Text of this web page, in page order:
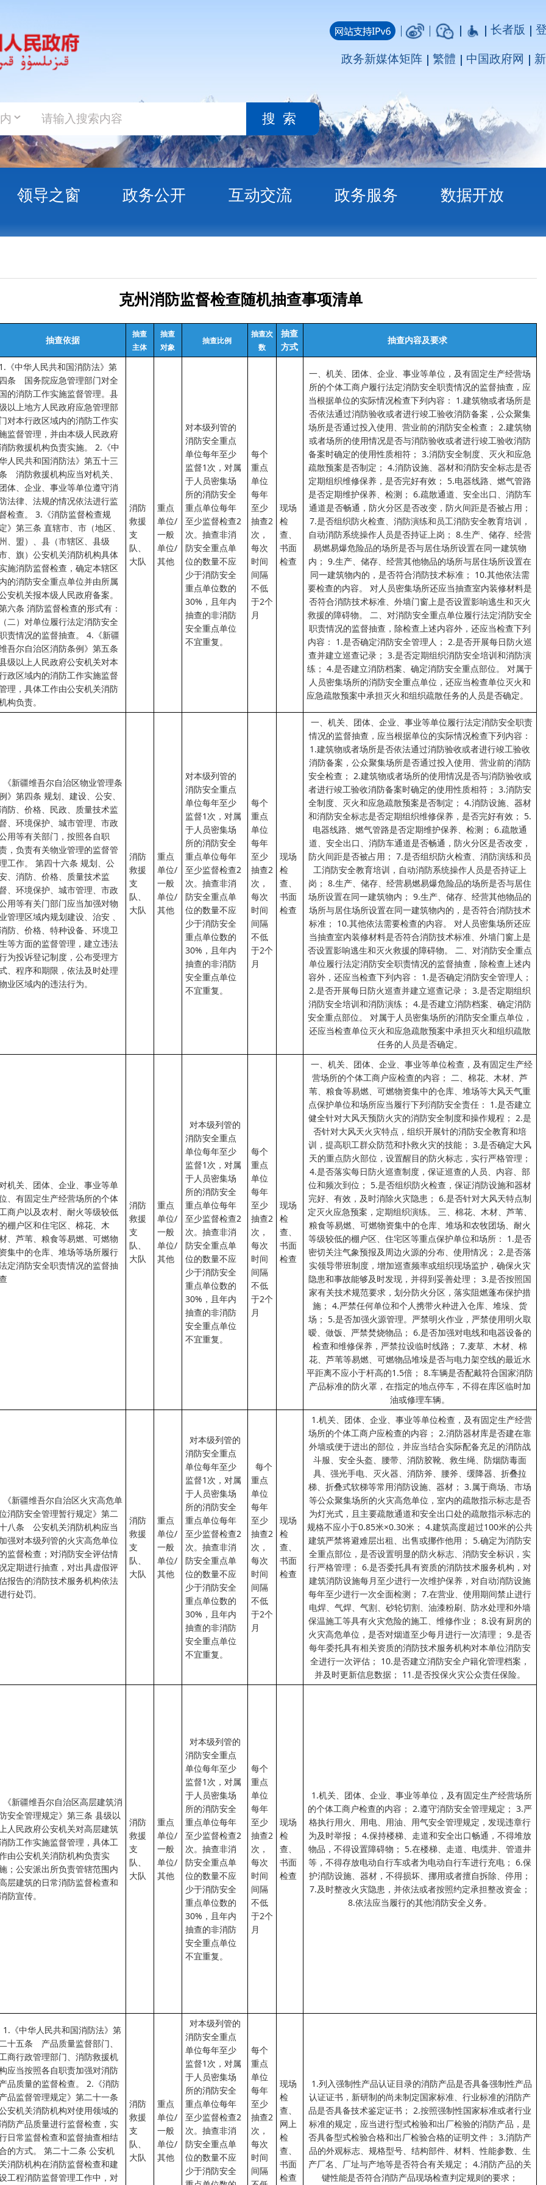
长者版 登录 注册
搜索
窗 政务公开 互动交流 政务服务 数据开放
克州消防监督检查随机抽查事项清单
抽查依据
抽查
主体
抽查
对象
抽查比例
抽查次
数
抽查
方式
抽查内容及要求
《中华人民共和国消防法》第
条 国务院应急管理部门对全
的消防工作实施监督管理。县
以上地方人民政府应急管理部
对本行政区域内的消防工作实
监督管理，并由本级人民政府
防救援机构负责实施。 2.《中
人民共和国消防法》第五十三
消防救援机构应当对机关、
体、企业、事业等单位遵守消
法律、法规的情况依法进行监
检查。 3.《消防监督检查规
》第三条 直辖市、市（地区、
、盟）、县（市辖区、县级
、旗）公安机关消防机构具体
施消防监督检查，确定本辖区
的消防安全重点单位并由所属
安机关报本级人民政府备案。
六条 消防监督检查的形式有：
二）对单位履行法定消防安全
责情况的监督抽查。 4.《新疆
吾尔自治区消防条例》第五条
级以上人民政府公安机关对本
政区域内的消防工作实施监督
理，具体工作由公安机关消防
构负责。
消防
救援
支
队、
大队
重点
单位/
一般
单位/
其他
对本级列管的
消防安全重点
单位每年至少
监督1次，对属
于人员密集场
所的消防安全
重点单位每年
至少监督检查2
次。抽查非消
防安全重点单
位的数量不应
少于消防安全
重点单位数的
30%，且年内
抽查的非消防
安全重点单位
不宜重复。
每个
重点
单位
每年
至少
抽查2
次，
每次
时间
间隔
不低
于2个
月
现场
检
查、
书面
检查
一、机关、团体、企业、事业等单位，及有固定生产经营场
所的个体工商户履行法定消防安全职责情况的监督抽查，应
当根据单位的实际情况检查下列内容： 1.建筑物或者场所是
否依法通过消防验收或者进行竣工验收消防备案，公众聚集
场所是否通过投入使用、营业前的消防安全检查； 2.建筑物
或者场所的使用情况是否与消防验收或者进行竣工验收消防
备案时确定的使用性质相符； 3.消防安全制度、灭火和应急
疏散预案是否制定； 4.消防设施、器材和消防安全标志是否
定期组织维修保养，是否完好有效； 5.电器线路、燃气管路
是否定期维护保养、检测； 6.疏散通道、安全出口、消防车
通道是否畅通，防火分区是否改变，防火间距是否被占用；
7.是否组织防火检查、消防演练和员工消防安全教育培训，
自动消防系统操作人员是否持证上岗； 8.生产、储存、经营
易燃易爆危险品的场所是否与居住场所设置在同一建筑物
内； 9.生产、储存、经营其他物品的场所与居住场所设置在
同一建筑物内的，是否符合消防技术标准； 10.其他依法需
要检查的内容。 对人员密集场所还应当抽查室内装修材料是
否符合消防技术标准、外墙门窗上是否设置影响逃生和灭火
救援的障碍物。 二、对消防安全重点单位履行法定消防安全
职责情况的监督抽查，除检查上述内容外，还应当检查下列
内容： 1.是否确定消防安全管理人； 2.是否开展每日防火巡
查并建立巡查记录； 3.是否定期组织消防安全培训和消防演
练； 4.是否建立消防档案、确定消防安全重点部位。 对属于
人员密集场所的消防安全重点单位，还应当检查单位灭火和
应急疏散预案中承担灭火和组织疏散任务的人员是否确定。
新疆维吾尔自治区物业管理条
》第四条 规划、建设、公安、
防、价格、民政、质量技术监
、环境保护、城市管理、市政
用等有关部门，按照各自职
，负责有关物业管理的监督管
工作。 第四十六条 规划、公
、消防、价格、质量技术监
、环境保护、城市管理、市政
用等有关门部门应当加强对物
管理区域内规划建设、治安 、
防、价格、特种设备、环境卫
等方面的监督管理，建立违法
为投诉登记制度，公布受理方
、程序和期限，依法及时处理
业区域内的违法行为。
消防
救援
支
队、
大队
重点
单位/
一般
单位/
其他
对本级列管的
消防安全重点
单位每年至少
监督1次，对属
于人员密集场
所的消防安全
重点单位每年
至少监督检查2
次。抽查非消
防安全重点单
位的数量不应
少于消防安全
重点单位数的
30%，且年内
抽查的非消防
安全重点单位
不宜重复。
每个
重点
单位
每年
至少
抽查2
次，
每次
时间
间隔
不低
于2个
月
现场
检
查、
书面
检查
一、机关、团体、企业、事业等单位履行法定消防安全职责
情况的监督抽查，应当根据单位的实际情况检查下列内容：
1.建筑物或者场所是否依法通过消防验收或者进行竣工验收
消防备案，公众聚集场所是否通过投入使用、营业前的消防
安全检查； 2.建筑物或者场所的使用情况是否与消防验收或
者进行竣工验收消防备案时确定的使用性质相符； 3.消防安
全制度、灭火和应急疏散预案是否制定； 4.消防设施、器材
和消防安全标志是否定期组织维修保养，是否完好有效； 5.
电器线路、燃气管路是否定期维护保养、检测； 6.疏散通
道、安全出口、消防车通道是否畅通，防火分区是否改变，
防火间距是否被占用； 7.是否组织防火检查、消防演练和员
工消防安全教育培训，自动消防系统操作人员是否持证上
岗； 8.生产、储存、经营易燃易爆危险品的场所是否与居住
场所设置在同一建筑物内； 9.生产、储存、经营其他物品的
场所与居住场所设置在同一建筑物内的，是否符合消防技术
标准； 10.其他依法需要检查的内容。 对人员密集场所还应
当抽查室内装修材料是否符合消防技术标准、外墙门窗上是
否设置影响逃生和灭火救援的障碍物。 二、对消防安全重点
单位履行法定消防安全职责情况的监督抽查，除检查上述内
容外，还应当检查下列内容： 1.是否确定消防安全管理人；
2.是否开展每日防火巡查并建立巡查记录； 3.是否定期组织
消防安全培训和消防演练； 4.是否建立消防档案、确定消防
安全重点部位。 对属于人员密集场所的消防安全重点单位，
还应当检查单位灭火和应急疏散预案中承担灭火和组织疏散
任务的人员是否确定。
机关、团体、企业、事业等单
、有固定生产经营场所的个体
商户以及农村、耐火等级较低
棚户区和住宅区、棉花、木
、芦苇、粮食等易燃、可燃物
集中的仓库、堆场等场所履行
定消防安全职责情况的监督抽
消防
救援
支
队、
大队
重点
单位/
一般
单位/
其他
对本级列管的
消防安全重点
单位每年至少
监督1次，对属
于人员密集场
所的消防安全
重点单位每年
至少监督检查2
次。抽查非消
防安全重点单
位的数量不应
少于消防安全
重点单位数的
30%，且年内
抽查的非消防
安全重点单位
不宜重复。
每个
重点
单位
每年
至少
抽查2
次，
每次
时间
间隔
不低
于2个
月
现场
检
查、
书面
检查
一、机关、团体、企业、事业等单位检查，及有固定生产经
营场所的个体工商户应检查的内容； 二、棉花、木材、芦
苇、粮食等易燃、可燃物资集中的仓库、堆场等大风天气重
点保护单位和场所应当履行下列消防安全责任： 1.是否建立
健全针对大风天预防火灾的消防安全制度和操作规程； 2.是
否针对大风天火灾特点，组织开展针的消防安全教育和培
训，提高职工群众防范和扑救火灾的技能； 3.是否确定大风
天的重点防火部位，设置醒目的防火标志，实行严格管理；
4.是否落实每日防火巡查制度，保证巡查的人员、内容、部
位和频次到位； 5.是否组织防火检查，保证消防设施和器材
完好、有效，及时消除火灾隐患； 6.是否针对大风天特点制
定灭火应急预案，定期组织演练。 三、棉花、木材、芦苇、
粮食等易燃、可燃物资集中的仓库、堆场和农牧团场、耐火
等级较低的棚户区、住宅区等重点保护单位和场所： 1.是否
密切关注气象预报及周边火源的分布、使用情况； 2.是否落
实领导带班制度，增加巡查频率或组织现场监护，确保火灾
隐患和事故能够及时发现，并得到妥善处理； 3.是否按照国
家有关技术规范要求，划分防火分区，落实阻燃蓬布保护措
施； 4.严禁任何单位和个人携带火种进入仓库、堆垛、货
场； 5.是否加强火源管理。严禁明火作业，严禁使用明火取
暧、做饭、严禁焚烧物品； 6.是否加强对电线和电器设备的
检查和维修保养，严禁拉设临时线路； 7.麦草、木材、棉
花、芦苇等易燃、可燃物品堆垛是否与电力架空线的最近水
平距离不应小于杆高的1.5倍； 8.车辆是否配戴符合国家消防
产品标准的防火罩，在指定的地点停车，不得在库区临时加
油或修理车辆。
新疆维吾尔自治区火灾高危单
消防安全管理暂行规定》第二
八条 公安机关消防机构应当
强对本级列管的火灾高危单位
监督检查；对消防安全评估情
定期进行抽查，对出具虚假评
报告的消防技术服务机构依法
行处罚。
消防
救援
支
队、
大队
重点
单位/
一般
单位/
其他
对本级列管的
消防安全重点
单位每年至少
监督1次，对属
于人员密集场
所的消防安全
重点单位每年
至少监督检查2
次。抽查非消
防安全重点单
位的数量不应
少于消防安全
重点单位数的
30%，且年内
抽查的非消防
安全重点单位
不宜重复。
每个
重点
单位
每年
至少
抽查2
次，
每次
时间
间隔
不低
于2个
月
现场
检
查、
书面
检查
1.机关、团体、企业、事业等单位检查，及有固定生产经营
场所的个体工商户应检查的内容； 2.消防器材库是否建在靠
外墙或便于进出的部位，并应当结合实际配备充足的消防战
斗服、安全头盔、腰带、消防胶靴、救生绳、防烟防毒面
具、强光手电、灭火器、消防斧、腰斧、缓降器、折叠拉
梯、折叠式软梯等常用消防设施、器材； 3.属于商场、市场
等公众聚集场所的火灾高危单位，室内的疏散指示标志是否
为灯光式，且主要疏散通道和安全出口处的疏散指示标志的
规格不应小于0.85米×0.30米； 4.建筑高度超过100米的公共
建筑严禁将避难层出租、出售或挪作他用； 5.确定为消防安
全重点部位，是否设置明显的防火标志、消防安全标识，实
行严格管理； 6.是否委托具有资质的消防技术服务机构，对
建筑消防设施每月至少进行一次维护保养，对自动消防设施
每年至少进行一次全面检测； 7.在营业、使用期间禁止进行
电焊、气焊、气割、砂轮切割、油漆粉刷、防水处理和外墙
保温施工等具有火灾危险的施工、维修作业； 8.设有厨房的
火灾高危单位，是否对烟道至少每月进行一次清理； 9.是否
每年委托具有相关资质的消防技术服务机构对本单位消防安
全进行一次评估； 10.是否建立消防安全户籍化管理档案，
并及时更新信息数据； 11.是否投保火灾公众责任保险。
新疆维吾尔自治区高层建筑消
安全管理规定》第三条 县级以
人民政府公安机关对高层建筑
防工作实施监督管理，具体工
由公安机关消防机构负责实
；公安派出所负责管辖范围内
层建筑的日常消防监督检查和
防宣传。
消防
救援
支
队、
大队
重点
单位/
一般
单位/
其他
对本级列管的
消防安全重点
单位每年至少
监督1次，对属
于人员密集场
所的消防安全
重点单位每年
至少监督检查2
次。抽查非消
防安全重点单
位的数量不应
少于消防安全
重点单位数的
30%，且年内
抽查的非消防
安全重点单位
不宜重复。
每个
重点
单位
每年
至少
抽查2
次，
每次
时间
间隔
不低
于2个
月
现场
检
查、
书面
检查
1.机关、团体、企业、事业等单位，及有固定生产经营场所
的个体工商户检查的内容； 2.遵守消防安全管理规定； 3.严
格执行用火、用电、用油、用气安全管理规定，发现违章行
为及时举报； 4.保持楼梯、走道和安全出口畅通，不得堆放
物品，不得设置障碍物； 5.在楼梯、走道、电缆井、管道井
等，不得存放电动自行车或者为电动自行车进行充电； 6.保
护消防设施、器材，不得损坏、挪用或者擅自拆除、停用；
7.及时整改火灾隐患，并依法或者按照约定承担整改资金；
8.依法应当履行的其他消防安全义务。
《中华人民共和国消防法》第
十五条 产品质量监督部门、
商行政管理部门、消防救援机
应当按照各自职责加强对消防
品质量的监督检查。 2.《消防
品监督管理规定》第二十一条
安机关消防机构对使用领域的
防产品质量进行监督检查，实
日常监督检查和监督抽查相结
的方式。 第二十二条 公安机
消防机构在消防监督检查和建
工程消防监督管理工作中，对
消防
救援
支
队、
大队
重点
单位/
一般
单位/
其他
对本级列管的
消防安全重点
单位每年至少
监督1次，对属
于人员密集场
所的消防安全
重点单位每年
至少监督检查2
次。抽查非消
防安全重点单
位的数量不应
少于消防安全
每个
重点
单位
每年
至少
抽查2
次，
每次
时间
间隔
现场
检
查、
网上
检
查、
书面
检查
1.列入强制性产品认证目录的消防产品是否具备强制性产品
认证证书，新研制的尚未制定国家标准、行业标准的消防产
品是否具备技术鉴定证书； 2.按照强制性国家标准或者行业
标准的规定，应当进行型式检验和出厂检验的消防产品，是
否具备型式检验合格和出厂检验合格的证明文件； 3.消防产
品的外观标志、规格型号、结构部件、材料、性能参数、生
产厂名、厂址与产地等是否符合有关规定； 4.消防产品的关
键性能是否符合消防产品现场检查判定规则的要求；